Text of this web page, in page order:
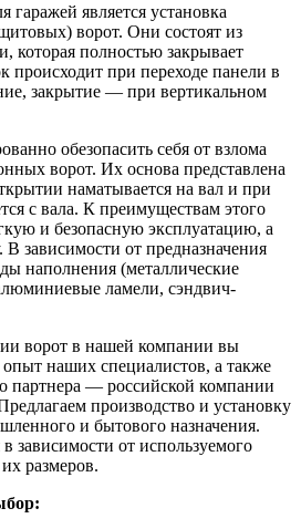
является установка
ворот. Они состоят из
которая полностью закрывает
происходит при переходе панели в
закрытие — при вертикальном
обезопасить себя от взлома
ворот. Их основа представлена
наматывается на вал и при
с вала. К преимуществам этого
и безопасную эксплуатацию, а
зависимости от предназначения
наполнения (металлические
ламели, сэндвич-
ворот в нашей компании вы
наших специалистов, а также
партнера — российской компании
производство и установку
и бытового назначения.
зависимости от используемого
размеров.